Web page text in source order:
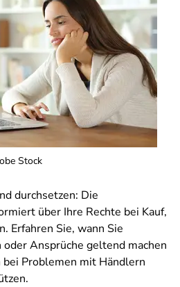
durchsetzen: Die
über Ihre Rechte bei Kauf,
Erfahren Sie, wann Sie
Ansprüche geltend machen
bei Problemen mit Händlern
Stock